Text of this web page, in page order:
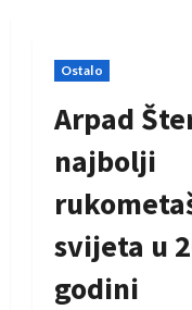
Ostalo
Arpad
najbolji
svijeta u
godini